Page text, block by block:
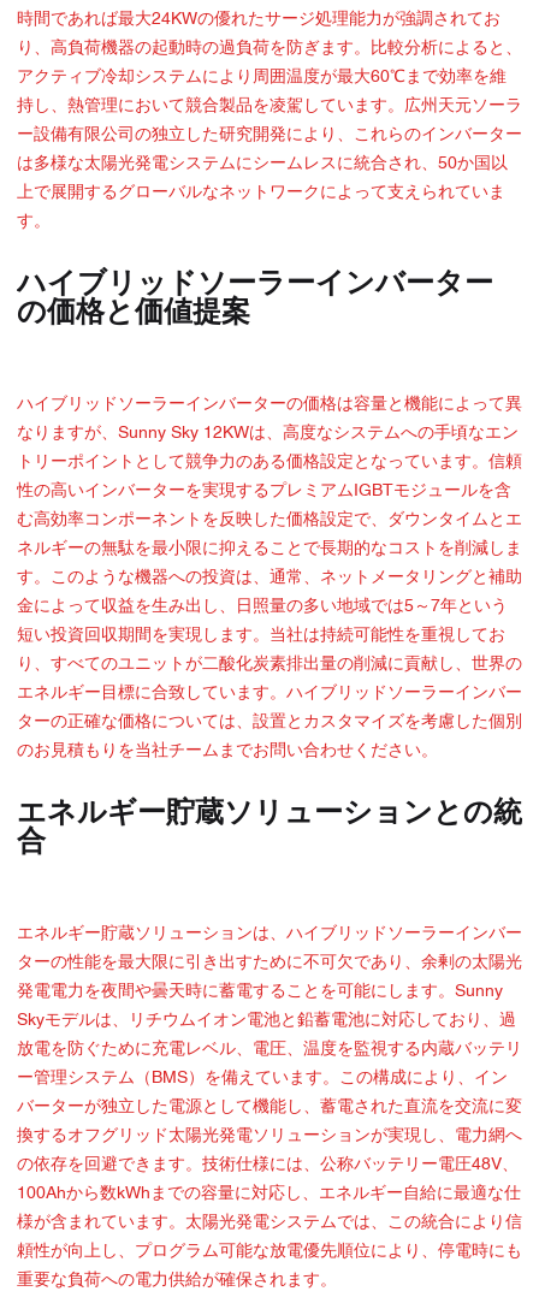
時間であれば最大24KWの優れたサージ処理能力が強調されてお
り、高負荷機器の起動時の過負荷を防ぎます。比較分析によると、
アクティブ冷却システムにより周囲温度が最大60℃まで効率を維
持し、熱管理において競合製品を凌駕しています。広州天元ソーラ
ー設備有限公司の独立した研究開発により、これらのインバーター
は多様な太陽光発電システムにシームレスに統合され、50か国以
上で展開するグローバルなネットワークによって支えられていま
す。
ハイブリッドソーラーインバーター
の価格と価値提案
ハイブリッドソーラーインバーターの価格は容量と機能によって異
なりますが、Sunny Sky 12KWは、高度なシステムへの手頃なエン
トリーポイントとして競争力のある価格設定となっています。信頼
性の高いインバーターを実現するプレミアムIGBTモジュールを含
む高効率コンポーネントを反映した価格設定で、ダウンタイムとエ
ネルギーの無駄を最小限に抑えることで長期的なコストを削減しま
す。このような機器への投資は、通常、ネットメータリングと補助
金によって収益を生み出し、日照量の多い地域では5～7年という
短い投資回収期間を実現します。当社は持続可能性を重視してお
り、すべてのユニットが二酸化炭素排出量の削減に貢献し、世界の
エネルギー目標に合致しています。ハイブリッドソーラーインバー
ターの正確な価格については、設置とカスタマイズを考慮した個別
のお見積もりを当社チームまでお問い合わせください。
エネルギー貯蔵ソリューションとの統
合
エネルギー貯蔵ソリューションは、ハイブリッドソーラーインバー
ターの性能を最大限に引き出すために不可欠であり、余剰の太陽光
発電電力を夜間や曇天時に蓄電することを可能にします。Sunny
Skyモデルは、リチウムイオン電池と鉛蓄電池に対応しており、過
放電を防ぐために充電レベル、電圧、温度を監視する内蔵バッテリ
ー管理システム（BMS）を備えています。この構成により、イン
バーターが独立した電源として機能し、蓄電された直流を交流に変
換するオフグリッド太陽光発電ソリューションが実現し、電力網へ
の依存を回避できます。技術仕様には、公称バッテリー電圧48V、
100Ahから数kWhまでの容量に対応し、エネルギー自給に最適な仕
様が含まれています。太陽光発電システムでは、この統合により信
頼性が向上し、プログラム可能な放電優先順位により、停電時にも
重要な負荷への電力供給が確保されます。